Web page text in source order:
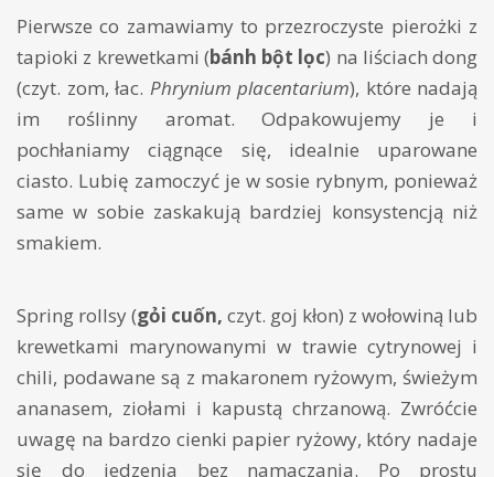
Pierwsze co zamawiamy to przezroczyste pierożki z
tapioki z krewetkami (bánh bột lọc) na liściach dong
(czyt. zom, łac. Phrynium placentarium), które nadają
im roślinny aromat. Odpakowujemy je i
pochłaniamy ciągnące się, idealnie uparowane
ciasto. Lubię zamoczyć je w sosie rybnym, ponieważ
same w sobie zaskakują bardziej konsystencją niż
smakiem.
Spring rollsy (gỏi cuốn, czyt. goj kłon) z wołowiną lub
krewetkami marynowanymi w trawie cytrynowej i
chili, podawane są z makaronem ryżowym, świeżym
ananasem, ziołami i kapustą chrzanową. Zwróćcie
uwagę na bardzo cienki papier ryżowy, który nadaje
się do jedzenia bez namaczania. Po prostu